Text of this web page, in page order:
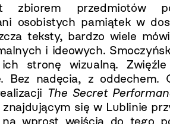
zbiorem przedmiotów
osobistych pamiątek w
teksty, bardzo wiele
i ideowych.
ich stronę wizualną.
Bez nadęcia, z oddechem.
The Secret
się w Lublinie
wprost wejścia do tego